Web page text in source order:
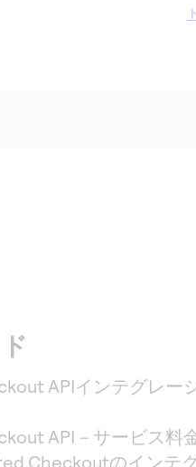
APIインテグレー
API－サービス料
Checkoutのインテ